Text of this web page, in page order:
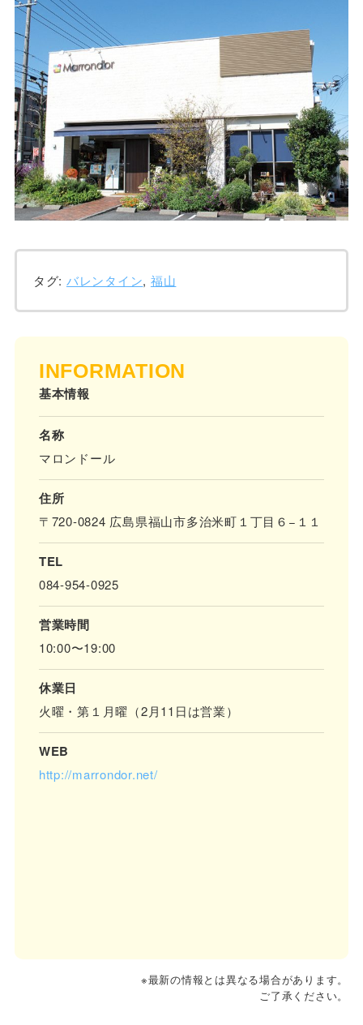
タグ: バレンタイン, 福山
INFORMATION
基本情報
名称
マロンドール
住所
〒720-0824 広島県福山市多治米町１丁目６−１１
TEL
084-954-0925
営業時間
10:00〜19:00
休業日
火曜・第１月曜（2月11日は営業）
WEB
http://marrondor.net/
※最新の情報とは異なる場合があります。
ご了承ください。